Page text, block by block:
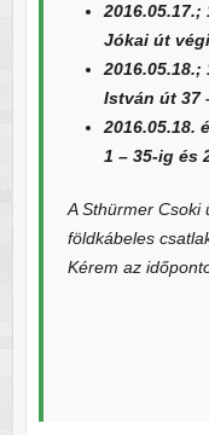
Jókai út
István út 37
2016.05.18.
1 – 35-ig és
A Sthürmer Csoki
földkábeles
Kérem az